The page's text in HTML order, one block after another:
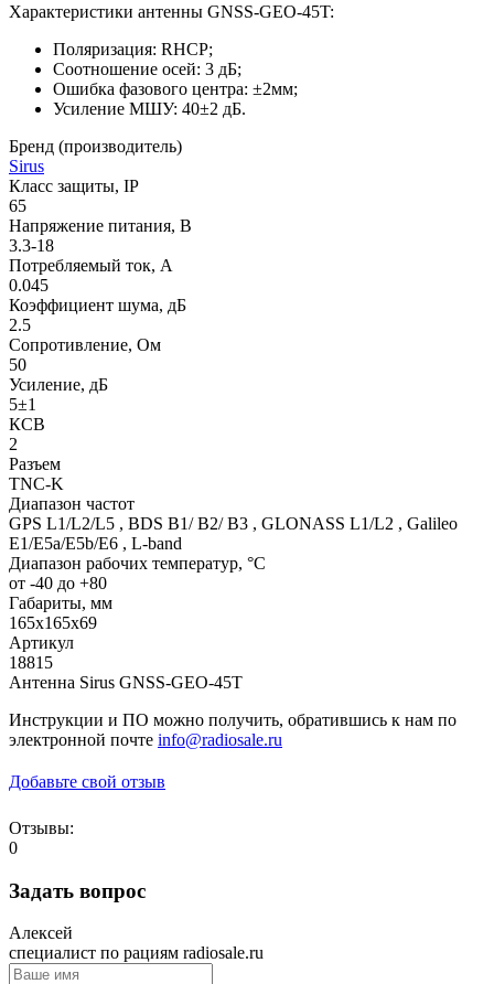
Характеристики антенны GNSS-GEO-45T:
Поляризация: RHCP;
Соотношение осей: 3 дБ;
Ошибка фазового центра: ±2мм;
Усиление МШУ: 40±2 дБ.
Бренд (производитель)
Sirus
Класс защиты, IP
65
Напряжение питания, В
3.3-18
Потребляемый ток, А
0.045
Коэффициент шума, дБ
2.5
Сопротивление, Ом
50
Усиление, дБ
5±1
КСВ
2
Разъем
TNC-K
Диапазон частот
GPS L1/L2/L5 , BDS B1/ B2/ B3 , GLONASS L1/L2 , Galileo
E1/E5a/E5b/E6 , L-band
Диапазон рабочих температур, °С
от -40 до +80
Габариты, мм
165х165х69
Артикул
18815
Антенна Sirus GNSS-GEO-45T
Инструкции и ПО можно получить, обратившись к нам по
электронной почте info@radiosale.ru
Добавьте свой отзыв
Отзывы:
0
Задать вопрос
Алексей
специалист по рациям radiosale.ru